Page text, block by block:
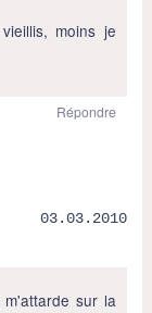
moins je
Répondre
03.03.2010
sur la